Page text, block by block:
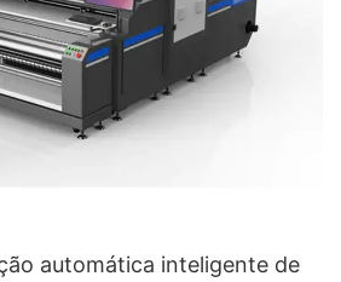
automática inteligente de